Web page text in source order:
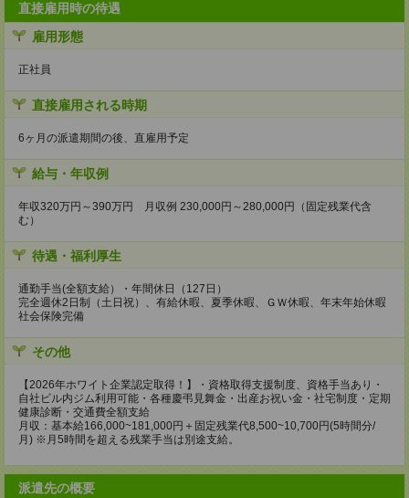
直接雇用時の待遇
雇用形態
正社員
直接雇用される時期
6ヶ月の派遣期間の後、直雇用予定
給与・年収例
年収320万円～390万円 月収例 230,000円～280,000円（固定残業代含
む）
待遇・福利厚生
通勤手当(全額支給）・年間休日（127日）
完全週休2日制（土日祝）、有給休暇、夏季休暇、ＧＷ休暇、年末年始休暇
社会保険完備
その他
【2026年ホワイト企業認定取得！】・資格取得支援制度、資格手当あり・
自社ビル内ジム利用可能・各種慶弔見舞金・出産お祝い金・社宅制度・定期
健康診断・交通費全額支給
月収：基本給166,000~181,000円＋固定残業代8,500~10,700円(5時間分/
月) ※月5時間を超える残業手当は別途支給。
派遣先の概要